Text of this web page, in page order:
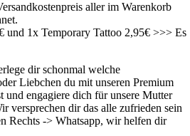
aller im Warenkorb
und 1x Temporary Tattoo 2,95€ >>> Es
dir schonmal welche
Liebchen du mit unseren Premium
und engagiere dich für unsere Mutter
versprechen dir das alle zufrieden sein
Rechts -> Whatsapp, wir helfen dir